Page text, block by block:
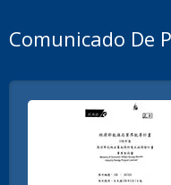
Comunicado De